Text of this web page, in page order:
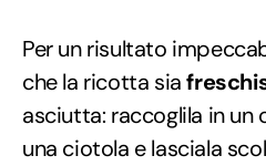
Per un risultato
che la ricotta sia
asciutta: raccoglila in un
una ciotola e lasciala